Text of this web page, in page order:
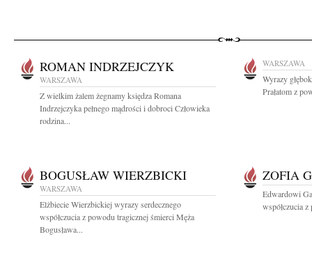
ROMAN INDRZEJCZYK
WARSZAWA
Z wielkim żalem żegnamy księdza Romana
Indrzejczyka pełnego mądrości i dobroci Człowieka
rodzina...
WARSZAWA
Wyrazy
Prałatom z
BOGUSŁAW WIERZBICKI
WARSZAWA
Elżbiecie Wierzbickiej wyrazy serdecznego
współczucia z powodu tragicznej śmierci Męża
Bogusława...
ZOFIA
Edwardowi
współczucia